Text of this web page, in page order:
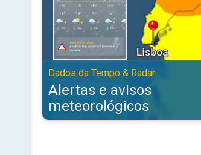
Dados da Tempo & Radar
Alertas e avisos
meteorológicos